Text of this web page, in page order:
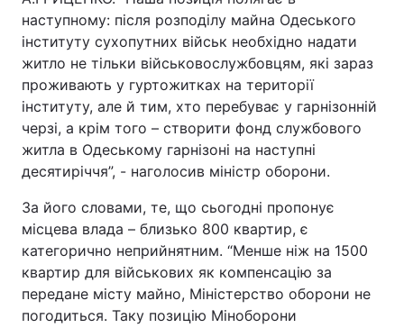
наступному: після розподілу майна Одеського
інституту сухопутних військ необхідно надати
житло не тільки військовослужбовцям, які зараз
проживають у гуртожитках на території
інституту, але й тим, хто перебуває у гарнізонній
черзі, а крім того – створити фонд службового
житла в Одеському гарнізоні на наступні
десятиріччя”, - наголосив міністр оборони.
За його словами, те, що сьогодні пропонує
місцева влада – близько 800 квартир, є
категорично неприйнятним. “Менше ніж на 1500
квартир для військових як компенсацію за
передане місту майно, Міністерство оборони не
погодиться. Таку позицію Міноборони